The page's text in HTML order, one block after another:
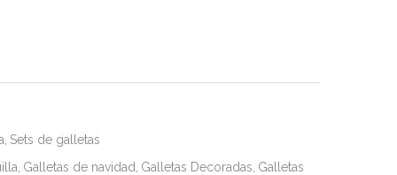
Sets de galletas
Galletas de navidad Galletas Decoradas Galletas